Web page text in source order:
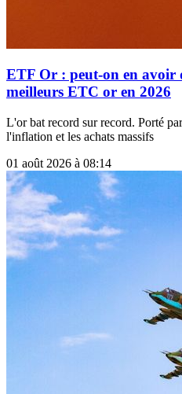
ETF Or : peut-on en avoir
meilleurs ETC or en 2026
L'or bat record sur record. Porté
l'inflation et les achats massifs
01 août 2026 à 08:14